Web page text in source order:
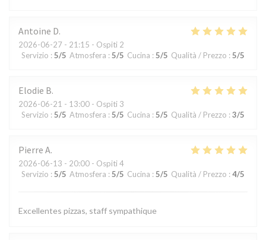
Antoine D
2026-06-27 - 21:15 - Ospiti 2
Servizio : 5/5 Atmosfera : 5/5 Cucina : 5/5 Qualità / Prezzo : 5/5
Elodie B
2026-06-21 - 13:00 - Ospiti 3
Servizio : 5/5 Atmosfera : 5/5 Cucina : 5/5 Qualità / Prezzo : 3/5
Pierre A
2026-06-13 - 20:00 - Ospiti 4
Servizio : 5/5 Atmosfera : 5/5 Cucina : 5/5 Qualità / Prezzo : 4/5
Excellentes pizzas, staff sympathique